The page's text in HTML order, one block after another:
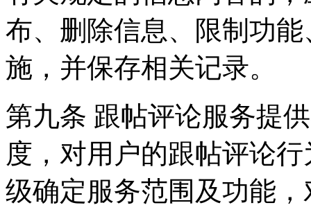
布、删除信息、限制功
施，并保存相关记录。
第九条 跟帖评论服务提
度，对用户的跟帖评论
级确定服务范围及功能